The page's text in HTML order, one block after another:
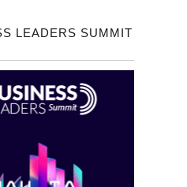
LEADERS SUMMIT